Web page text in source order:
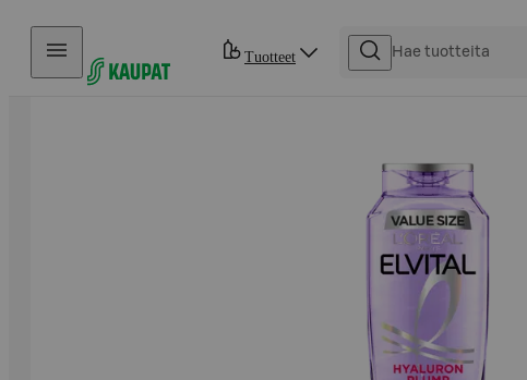
Hyppää sisältöön
Tuotteet